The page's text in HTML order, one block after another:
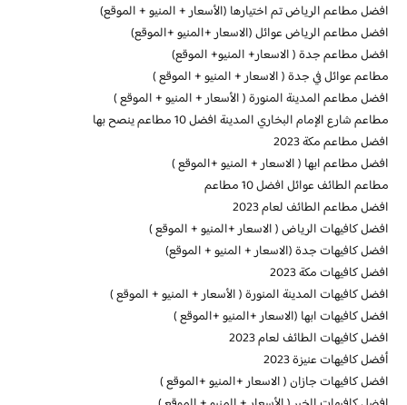
افضل مطاعم الرياض تم اختيارها (الأسعار + المنيو + الموقع)
افضل مطاعم الرياض عوائل (الاسعار +المنيو +الموقع)
افضل مطاعم جدة ( الاسعار+ المنيو+ الموقع)
مطاعم عوائل في جدة ( الاسعار + المنيو + الموقع )
افضل مطاعم المدينة المنورة ( الأسعار + المنيو + الموقع )
مطاعم شارع الإمام البخاري المدينة افضل 10 مطاعم ينصح بها
افضل مطاعم مكة 2023
افضل مطاعم ابها ( الاسعار + المنيو +الموقع )
مطاعم الطائف عوائل افضل 10 مطاعم
افضل مطاعم الطائف لعام 2023
افضل كافيهات الرياض ( الاسعار +المنيو + الموقع )
افضل كافيهات جدة (الاسعار + المنيو + الموقع)
افضل كافيهات مكة 2023
افضل كافيهات المدينة المنورة ( الأسعار + المنيو + الموقع )
افضل كافيهات ابها (الاسعار +المنيو +الموقع )
افضل كافيهات الطائف لعام 2023
أفضل كافيهات عنيزة 2023
افضل كافيهات جازان ( الاسعار +المنيو +الموقع )